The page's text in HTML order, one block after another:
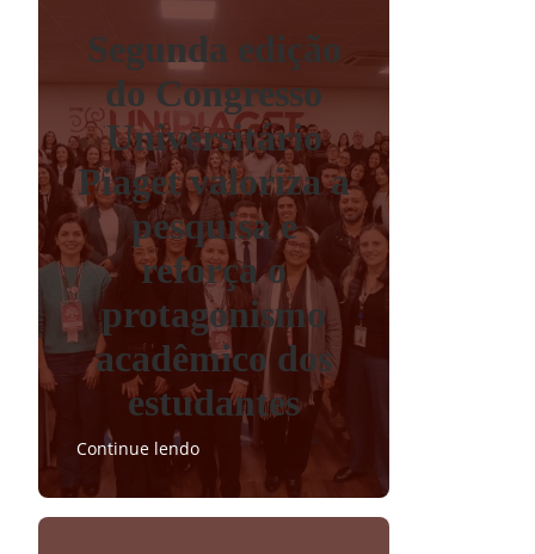
Segunda edição
do Congresso
Universitário
Piaget valoriza a
pesquisa e
reforça o
protagonismo
acadêmico dos
estudantes
Continue lendo